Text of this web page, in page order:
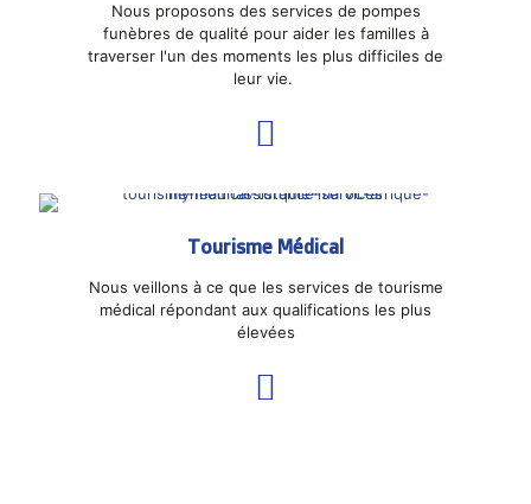
Nous proposons des services de pompes
funèbres de qualité pour aider les familles à
traverser l'un des moments les plus difficiles de
leur vie.
Tourisme Médical
Nous veillons à ce que les services de tourisme
médical répondant aux qualifications les plus
élevées